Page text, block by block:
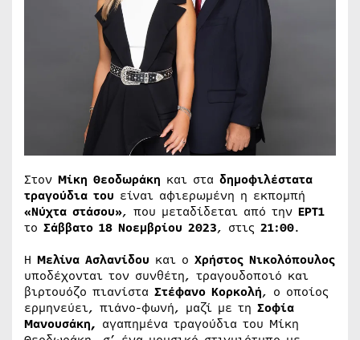
Στον Μίκη Θεοδωράκη και στα δημοφιλέστατα
τραγούδια του είναι αφιερωμένη η εκπομπή
«Νύχτα στάσου», που μεταδίδεται από την ΕΡΤ1
το Σάββατο 18 Νοεμβρίου 2023, στις 21:00.
Η Μελίνα Ασλανίδου και ο Χρήστος Νικολόπουλος
υποδέχονται τον συνθέτη, τραγουδοποιό και
βιρτουόζο πιανίστα Στέφανο Κορκολή, ο οποίος
ερμηνεύει, πιάνο-φωνή, μαζί με τη Σοφία
Μανουσάκη, αγαπημένα τραγούδια του Μίκη